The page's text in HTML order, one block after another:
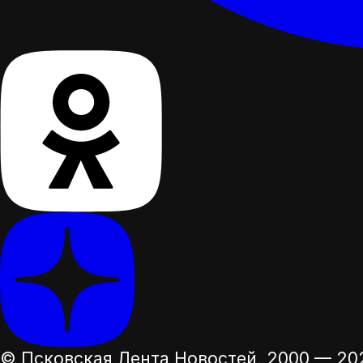
© Псковская Лента Новостей, 2000 —